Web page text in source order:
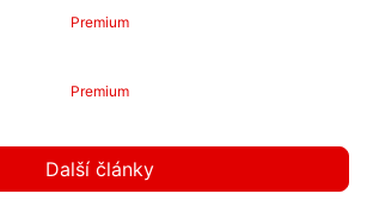
Premium
Premium
Další články